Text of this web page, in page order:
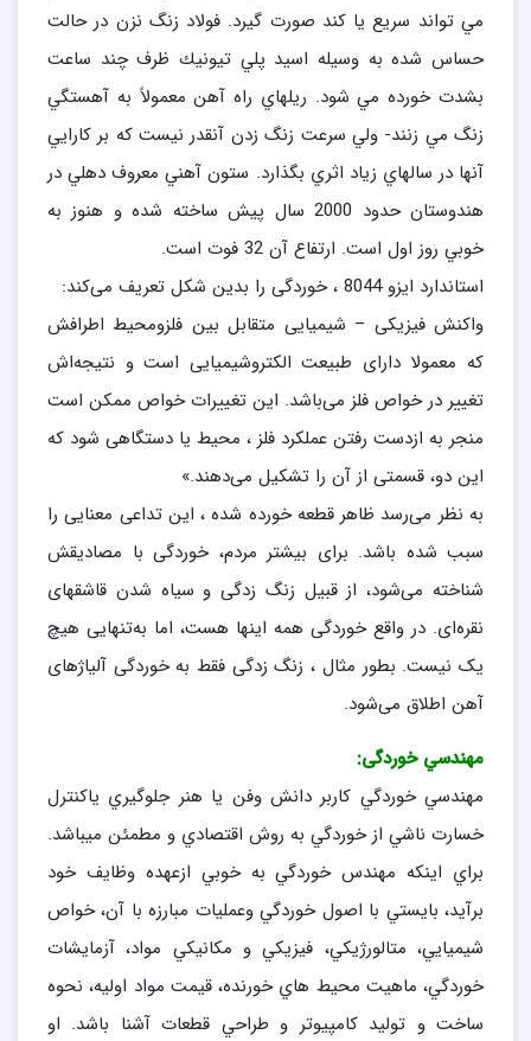
مي تواند سريع يا كند صورت گيرد. فولاد زنگ نزن در حالت
حساس شده به وسيله اسيد پلي تيونيك ظرف چند ساعت
بشدت خورده مي شود. ريلهاي راه آهن معمولاً به آهستگي
زنگ مي زنند- ولي سرعت زنگ زدن آنقدر نيست كه بر كارايي
آنها در سالهاي زياد اثري بگذارد. ستون آهني معروف دهلي در
هندوستان حدود 2000 سال پيش ساخته شده و هنوز به
خوبي روز اول است. ارتفاع آن 32 فوت است.
استاندارد ایزو 8044 ، خوردگی را بدین شکل تعریف می‌کند:
واکنش فیزیکی – شیمیایی متقابل بین فلزومحیط اطرافش
که معمولا دارای طبیعت الکتروشیمیایی است و نتیجه‌اش
تغییر در خواص فلز می‌باشد. این تغییرات خواص ممکن است
منجر به ازدست رفتن عملکرد فلز ، محیط یا دستگاهی شود که
این دو، قسمتی از آن را تشکیل می‌دهند.»
به نظر می‌رسد ظاهر قطعه خورده شده ، این تداعی معنایی را
سبب شده باشد. برای بیشتر مردم، خوردگی با مصادیقش
شناخته می‌شود، از قبیل زنگ زدگی و سیاه شدن قاشقهای
نقره‌ای. در واقع خوردگی همه اینها هست، اما به‌تنهایی هیچ
یک نیست. بطور مثال ، زنگ زدگی فقط به خوردگی آلیاژهای
آهن اطلاق می‌شود.
مهندسي خوردگی:
مهندسي خوردگي كاربر دانش وفن يا هنر جلوگيري ياكنترل
خسارت ناشي از خوردگي به روش اقتصادي و مطمئن ميباشد.
براي اينكه مهندس خوردگي به خوبي ازعهده وظايف خود
برآيد، بايستي با اصول خوردگي وعمليات مبارزه با آن، خواص
شيميايي، متالورژيكي، فيزيكي و مكانيكي مواد، آزمايشات
خوردگي، ماهيت محيط هاي خورنده، قيمت مواد اوليه، نحوه
ساخت و توليد كامپيوتر و طراحي قطعات آشنا باشد. او